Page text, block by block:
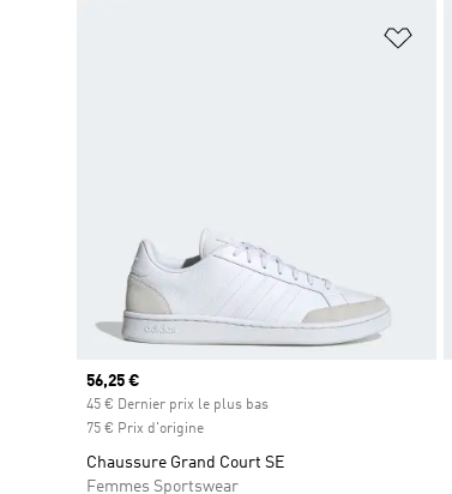
Prix actuel
56,25 €
45 € Dernier prix le plus bas
75 € Prix d'origine
Chaussure Grand Court SE
Femmes Sportswear